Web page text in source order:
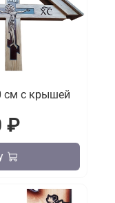
см с крышей
₽